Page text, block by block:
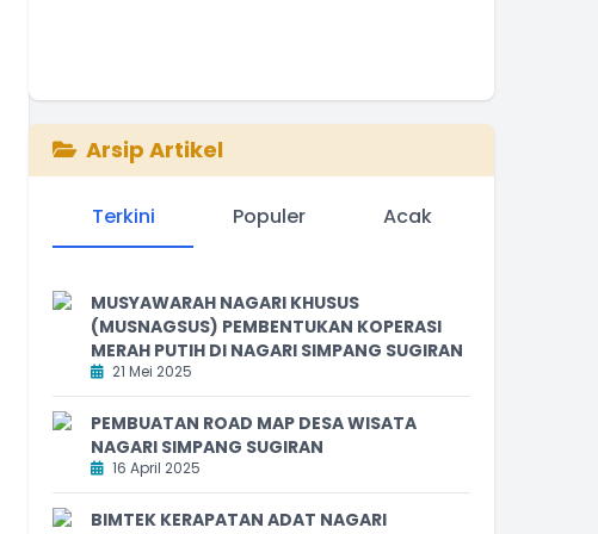
Arsip Artikel
Terkini Populer Acak
MUSYAWARAH NAGARI KHUSUS
(MUSNAGSUS) PEMBENTUKAN KOPERASI
MERAH PUTIH DI NAGARI SIMPANG SUGIRAN
21 Mei 2025
PEMBUATAN ROAD MAP DESA WISATA
NAGARI SIMPANG SUGIRAN
16 April 2025
BIMTEK KERAPATAN ADAT NAGARI